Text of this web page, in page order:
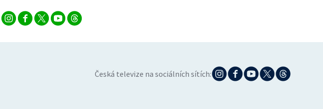
Česká televize na sociálních sítích: